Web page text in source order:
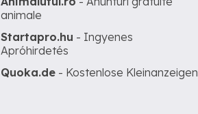
animale
Startapro.hu - Ingyenes
Apróhirdetés
Quoka.de - Kostenlose Kleinanzeigen